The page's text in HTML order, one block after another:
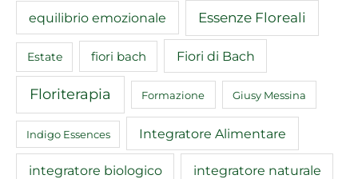
equilibrio emozionale Essenze Floreali
Estate fiori bach Fiori di Bach
Floriterapia Formazione Giusy Messina
Indigo Essences Integratore Alimentare
integratore biologico integratore naturale